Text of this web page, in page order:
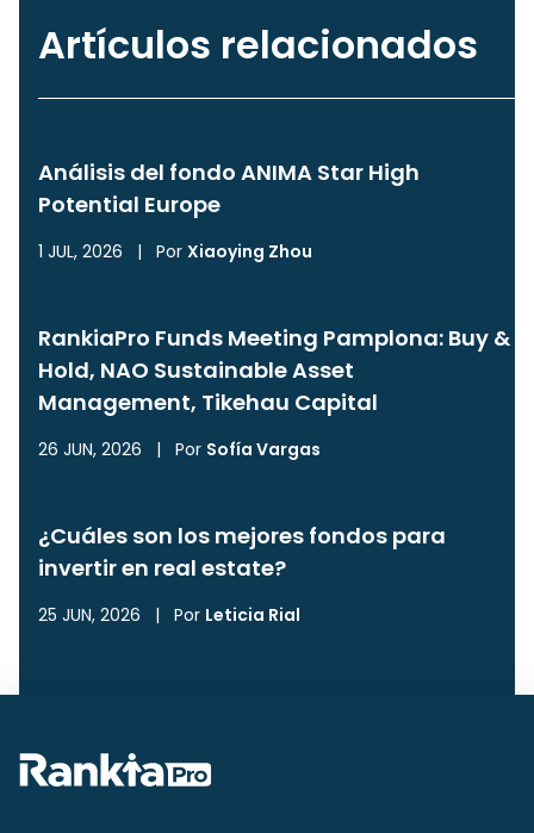
Artículos relacionados
Análisis del fondo ANIMA Star High
Potential Europe
1 JUL, 2026 | Por Xiaoying Zhou
RankiaPro Funds Meeting Pamplona: Buy &
Hold, NAO Sustainable Asset
Management, Tikehau Capital
26 JUN, 2026 | Por Sofía Vargas
¿Cuáles son los mejores fondos para
invertir en real estate?
25 JUN, 2026 | Por Leticia Rial